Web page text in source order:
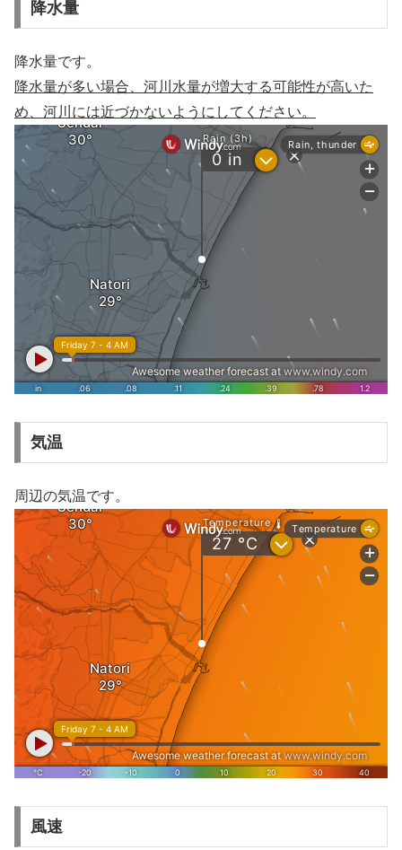
降水量
降水量です。
降水量が多い場合、河川水量が増大する可能性が高いた
め、河川には近づかないようにしてください。
気温
周辺の気温です。
風速